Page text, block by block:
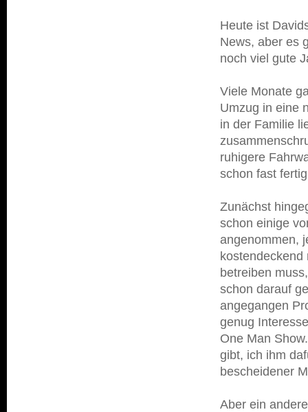
Heute ist
News, aber es
noch viel gute
Viele Monate
Umzug in eine
in der Familie
ruhigere
schon fast
Zunächst
schon einige
angenommen,
betreiben
schon darauf
angegangen
genug
One Man
gibt, ich ihm
bescheidener
Aber ein